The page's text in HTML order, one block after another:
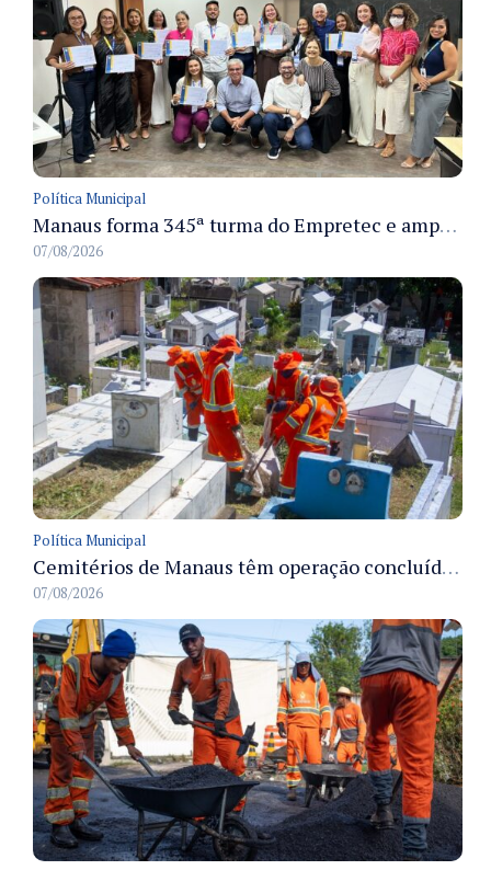
Política Municipal
Manaus forma 345ª turma do Empretec e amplia qualificação de empreendedores na cidade
07/08/2026
Política Municipal
Cemitérios de Manaus têm operação concluída e estrutura pronta para receber famílias no Dia dos Pais
07/08/2026